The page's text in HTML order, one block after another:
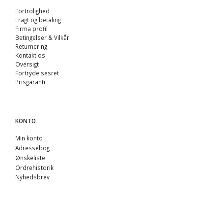
Fortrolighed
Fragt og betaling
Firma profil
Betingelser & Vilkår
Returnering
Kontakt os
Oversigt
Fortrydelsesret
Prisgaranti
KONTO
Min konto
Adressebog
Ønskeliste
Ordrehistorik
Nyhedsbrev